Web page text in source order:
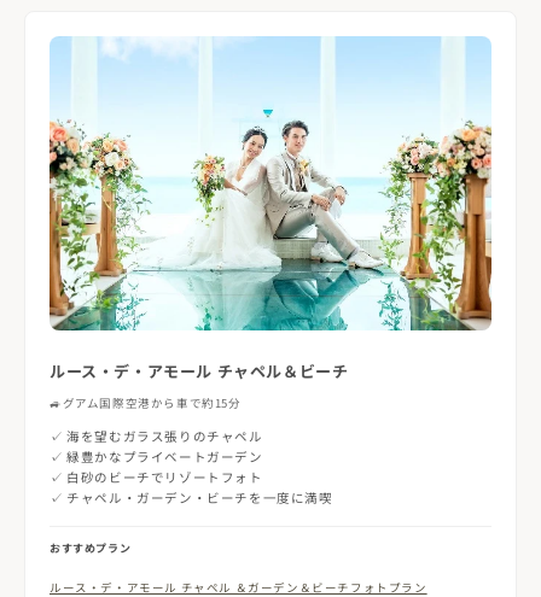
ルース・デ・アモール チャペル＆ビーチ
🚙 グアム国際空港から車で約15分
✓ 海を望むガラス張りのチャペル
✓ 緑豊かなプライベートガーデン
✓ 白砂のビーチでリゾートフォト
✓ チャペル・ガーデン・ビーチを一度に満喫
おすすめプラン
ルース・デ・アモール チャペル ＆ガーデン＆ビーチフォトプラン